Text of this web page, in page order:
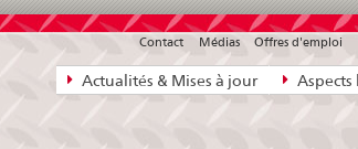
Navigation
directe:
Actualités & Mises à jour Aspects
Contact Médias Offres d'emploi